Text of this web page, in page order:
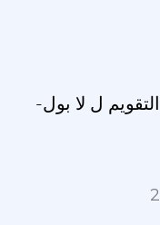
ل لا بول-